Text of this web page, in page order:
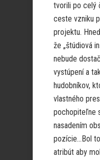
tvorili po celý
ceste vzniku
projektu.
že „štúdiová
nebude
vystúpení a
hudobníkov,
vlastného
pochopiteľne
nasadením
pozície…Bol
atribút aby